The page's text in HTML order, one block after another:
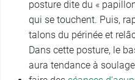
posture dite du «
qui se touchent. Puis,
talons du périnée et
Dans cette posture, le
aura tendance à